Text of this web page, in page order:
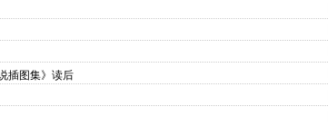
插图集》读后